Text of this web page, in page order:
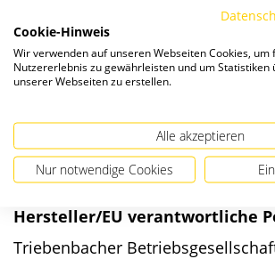
Die Preise verstehen sich zzgl. ges. MwSt. und
Verfügbarkeit:
Angaben zur Produktsicherheit
Hersteller/EU verantwortliche
Triebenbacher
Cookie-Hinweis
Wir verwenden auf unseren Webseiten Cookies, um
Nutzererlebnis zu gewährleisten und um Statistiken
unserer Webseiten zu erstellen.
Alle akzeptieren
Nur notwendige Cookies